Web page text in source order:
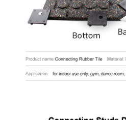
Video
Về chúng tôi
Kiểm soát chất lượng
Tin tức